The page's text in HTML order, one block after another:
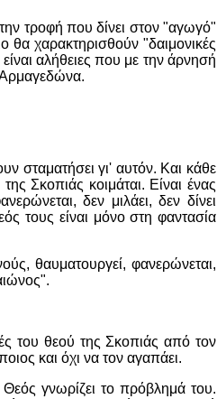
την τροφή που δίνει στον "αγωγό"
θα χαρακτηρισθούν "δαιμονικές
αλήθειες που με την άρνησή
Αρμαγεδώνα.
σταματήσει γι' αυτόν. Και κάθε
Σκοπιάς κοιμάται. Είναι ένας
δεν μιλάει, δεν δίνει
τους είναι μόνο στη φαντασία
θαυματουργεί, φανερώνεται,
του θεού της Σκοπιάς από τον
και όχι να τον αγαπάει.
γνωρίζει το πρόβλημά του.